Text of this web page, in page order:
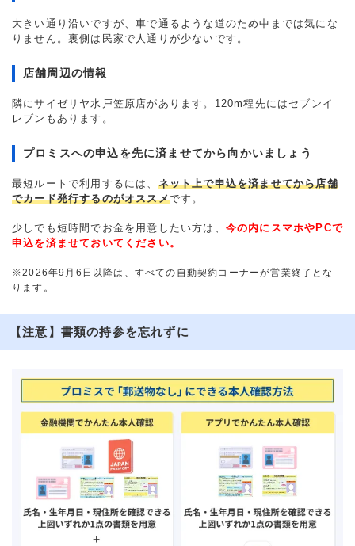
大きい通り沿いですが、車で通るような道のため中までは気にな
りません。裏側は民家で人通りが少ないです。
店舗周辺の情報
隣にサイゼリヤ水戸笠原店があります。120m程先にはセブンイ
レブンもあります。
プロミスへの申込を先に済ませてから向かいましょう
最短ルートで利用するには、 ネット上で申込を済ませてから店舗
でカード発行するのがオススメです。
少しでも短時間でお金を用意したい方は、 今の内にスマホやPCで
申込を済ませておいてください。
※2026年9月6日以降は、すべての自動契約コーナーが営業終了とな
ります。
【注意】書類の持参を忘れずに